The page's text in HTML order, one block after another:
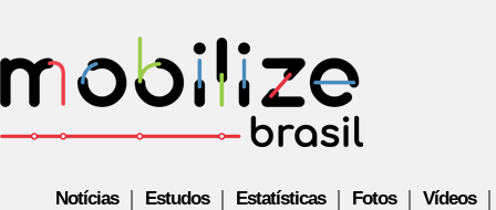
Notícias Estudos Estatísticas Fotos Vídeos